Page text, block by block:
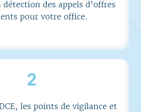
des appels d’offres
pour votre office.
2
les points de vigilance et